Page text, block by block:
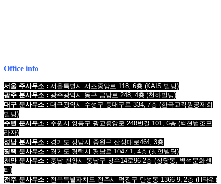
Office info
서울 주사무소 : 서울특별시 서초중앙로 118, 6층 (KAIS 빌딩)
광주 분사무소 : 광주광역시 동구 금남로 248, 4층 (천하빌딩)
대구 분사무소 : 대구광역시 수성구 동대구로 334, 7층 (한국교직원공제회
빌딩)
수원 분사무소 : 수원시 영통구 광교중앙로 248번길 101, 6층 (백현법조프
라자)
성남 분사무소 : 경기도 성남시 중원구 산성대로464, 3층
평택 분사무소 : 경기도 평택시 평남로 1047-1, 4층 (청언빌딩)
천안 분사무소 : 충남 천안시 동남구 청수14로96 2층 (청당동, 백석문화센
터)
전주 분사무소 : 전북특별자치도 전주시 덕진구 만성동 1366-9, 2층 (H타워)